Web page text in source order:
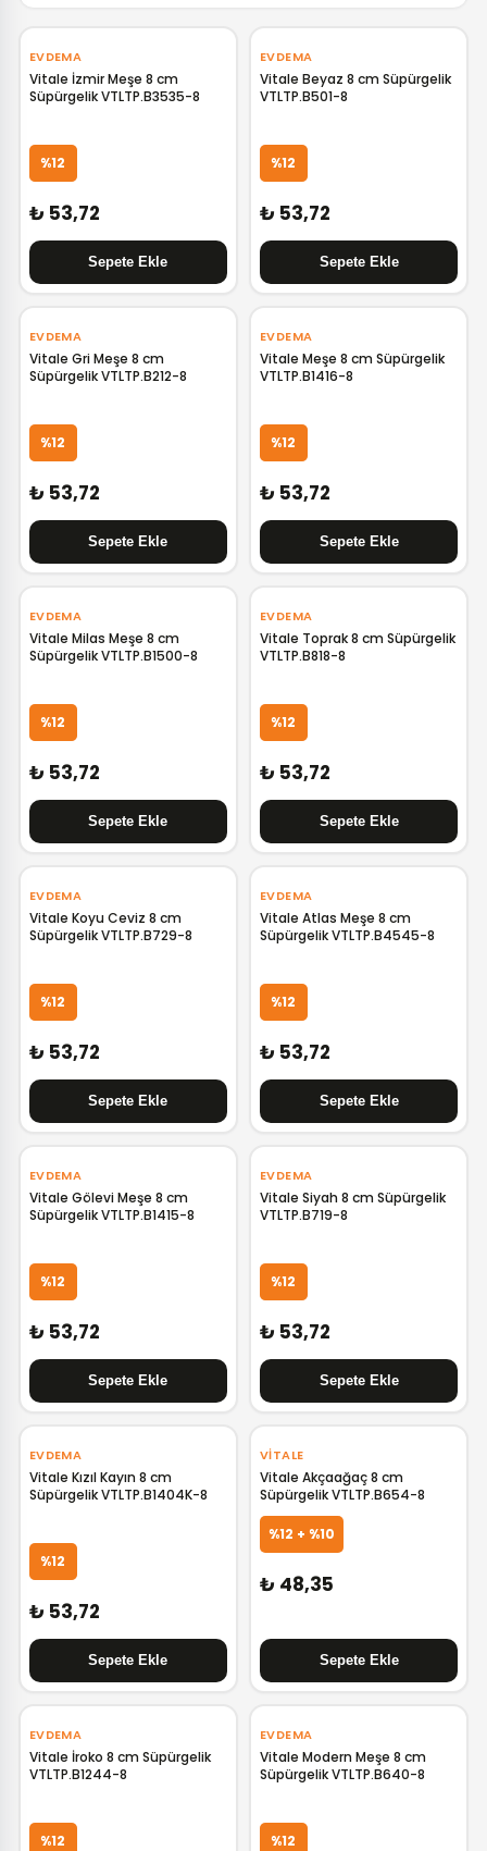
EVDEMA
Vitale İzmir Meşe 8 cm
Süpürgelik VTLTP.B3535-8
%12
₺ 53,72
EVDEMA
Vitale Beyaz 8 cm Süpürgelik
VTLTP.B501-8
%12
₺ 53,72
EVDEMA
Vitale Gri Meşe 8 cm
Süpürgelik VTLTP.B212-8
%12
₺ 53,72
EVDEMA
Vitale Meşe 8 cm Süpürgelik
VTLTP.B1416-8
%12
₺ 53,72
EVDEMA
Vitale Milas Meşe 8 cm
Süpürgelik VTLTP.B1500-8
%12
₺ 53,72
EVDEMA
Vitale Toprak 8 cm Süpürgelik
VTLTP.B818-8
%12
₺ 53,72
EVDEMA
Vitale Koyu Ceviz 8 cm
Süpürgelik VTLTP.B729-8
%12
₺ 53,72
EVDEMA
Vitale Atlas Meşe 8 cm
Süpürgelik VTLTP.B4545-8
%12
₺ 53,72
EVDEMA
Vitale Gölevi Meşe 8 cm
Süpürgelik VTLTP.B1415-8
%12
₺ 53,72
EVDEMA
Vitale Siyah 8 cm Süpürgelik
VTLTP.B719-8
%12
₺ 53,72
EVDEMA
Vitale Kızıl Kayın 8 cm
Süpürgelik VTLTP.B1404K-8
%12
₺ 53,72
VITALE
Vitale Akçaağaç 8 cm
Süpürgelik VTLTP.B654-8
%12 + %10
₺ 48,35
EVDEMA
Vitale İroko 8 cm Süpürgelik
VTLTP.B1244-8
%12
EVDEMA
Vitale Modern Meşe 8 cm
Süpürgelik VTLTP.B640-8
%12